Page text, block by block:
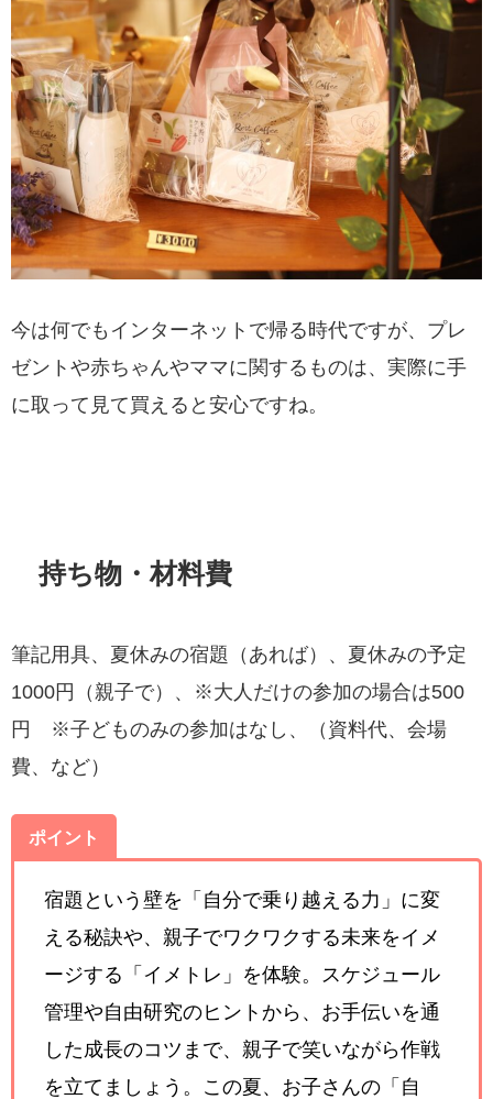
今は何でもインターネットで帰る時代ですが、プレ
ゼントや赤ちゃんやママに関するものは、実際に手
に取って見て買えると安心ですね。
持ち物・材料費
筆記用具、夏休みの宿題（あれば）、夏休みの予定
1000円（親子で）、※大人だけの参加の場合は500
円 ※子どものみの参加はなし、（資料代、会場
費、など）
ポイント
宿題という壁を「自分で乗り越える力」に変
える秘訣や、親子でワクワクする未来をイメ
ージする「イメトレ」を体験。スケジュール
管理や自由研究のヒントから、お手伝いを通
した成長のコツまで、親子で笑いながら作戦
を立てましょう。この夏、お子さんの「自